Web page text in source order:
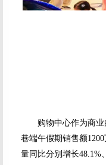
购物中心作为商业
巷端午假期销售额
量同比分别增长48.1%